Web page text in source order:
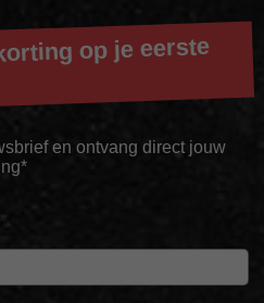
op je eerste
en ontvang direct jouw